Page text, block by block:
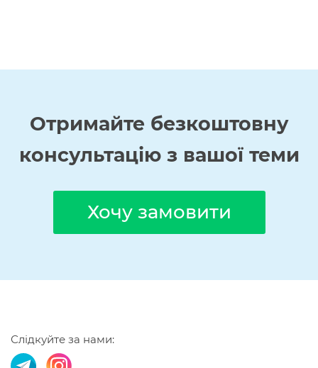
Отримайте безкоштовну
консультацію з вашої теми
Хочу замовити
Слідкуйте за нами: